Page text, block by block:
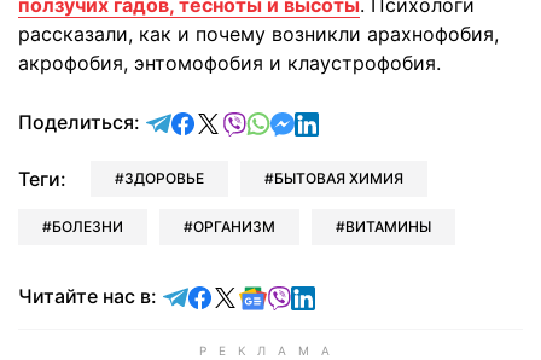
ползучих гадов, тесноты и высоты. Психологи
рассказали, как и почему возникли арахнофобия,
акрофобия, энтомофобия и клаустрофобия.
Поделиться: отправить в Telegram
поделиться в Facebook
поделиться в X
отправить в Viber
отправить в Whatsapp
отправить в Messenger
отправить в LinkedIn
Теги: ЗДОРОВЬЕ БЫТОВАЯ ХИМИЯ
БОЛЕЗНИ ОРГАНИЗМ ВИТАМИНЫ
Читайте нас в: Читайте в Telegram
Читайте в Facebook
Читайте в X
Читайте в Google news
Читайте в Viber
Читайте в LinkedIn